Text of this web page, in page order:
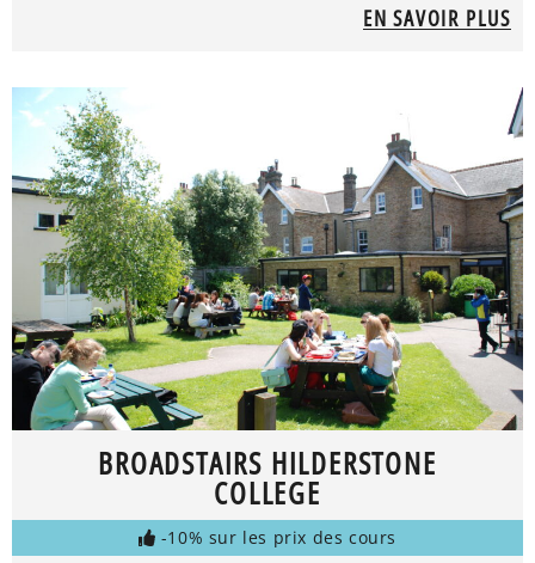
EN SAVOIR PLUS
BROADSTAIRS HILDERSTONE
COLLEGE
-10% sur les prix des cours